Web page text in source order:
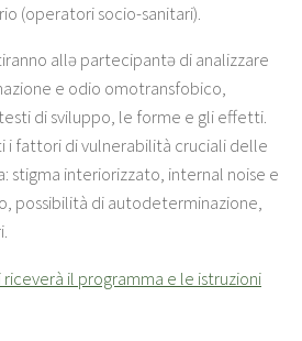
(operatori socio-sanitari).
allə partecipantə di analizzare
e odio omotransfobico,
di sviluppo, le forme e gli effetti.
i fattori di vulnerabilità cruciali delle
stigma interiorizzato, internal noise e
possibilità di autodeterminazione,
il programma e le istruzioni